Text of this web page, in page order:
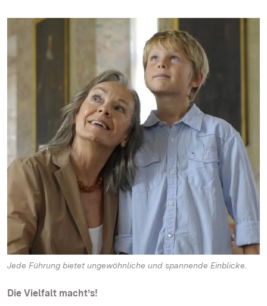
Jede Führung bietet ungewöhnliche und spannende Einblicke.
Die Vielfalt macht’s!